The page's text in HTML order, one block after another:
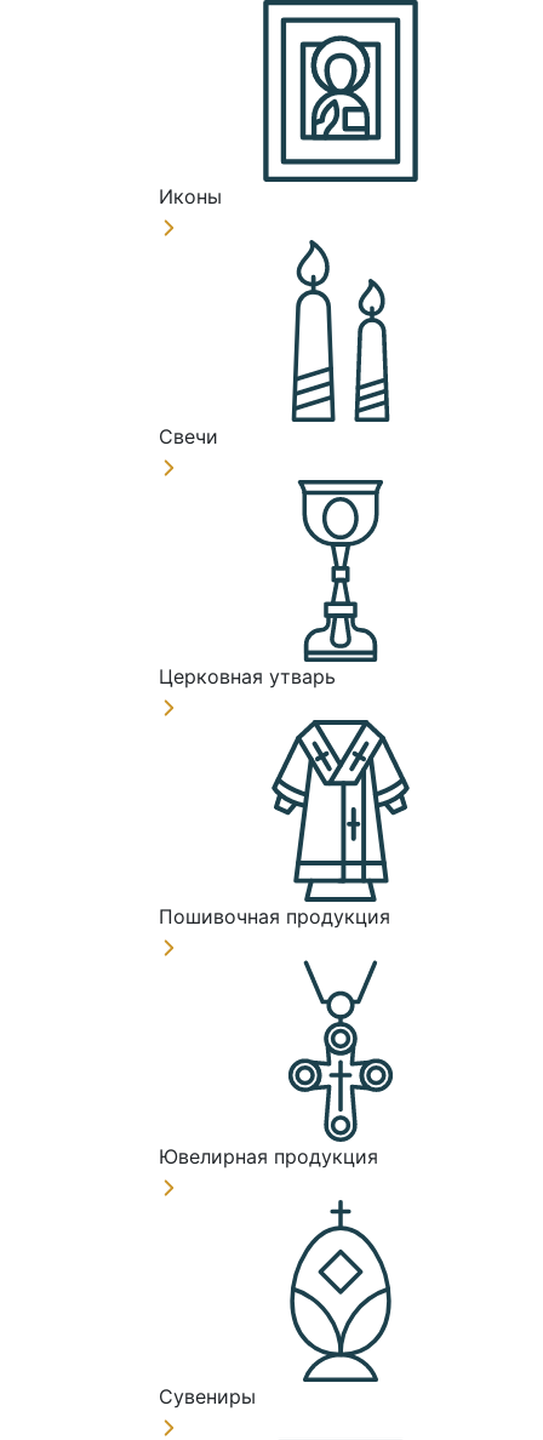
Иконы
Свечи
Церковная утварь
Пошивочная продукция
Ювелирная продукция
Сувениры